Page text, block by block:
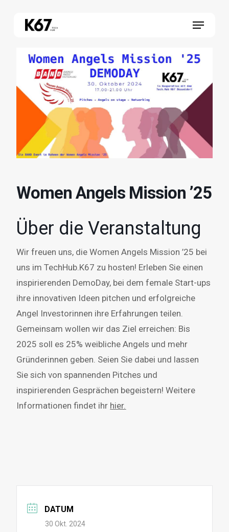
Menu
Women Angels Mission ’25
Über die Veranstaltung
Wir freuen uns, die Women Angels Mission ’25 bei
uns im TechHub.K67 zu hosten! Erleben Sie einen
inspirierenden DemoDay, bei dem female Start-ups
ihre innovativen Ideen pitchen und erfolgreiche
Angel Investorinnen ihre Erfahrungen teilen.
Gemeinsam wollen wir das Ziel erreichen: Bis
2025 soll es 25% weibliche Angels und mehr
Gründerinnen geben. Seien Sie dabei und lassen
Sie sich von spannenden Pitches und
inspirierenden Gesprächen begeistern! Weitere
Informationen findet ihr hier.
DATUM
30 Okt. 2024